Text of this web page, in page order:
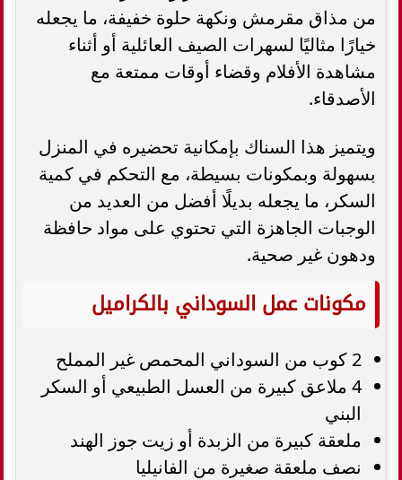
من مذاق مقرمش ونكهة حلوة خفيفة، ما يجعله
خيارًا مثاليًا لسهرات الصيف العائلية أو أثناء
مشاهدة الأفلام وقضاء أوقات ممتعة مع
الأصدقاء.
ويتميز هذا السناك بإمكانية تحضيره في المنزل
بسهولة وبمكونات بسيطة، مع التحكم في كمية
السكر، ما يجعله بديلًا أفضل من العديد من
الوجبات الجاهزة التي تحتوي على مواد حافظة
ودهون غير صحية.
مكونات عمل السوداني بالكراميل
2 كوب من السوداني المحمص غير المملح
4 ملاعق كبيرة من العسل الطبيعي أو السكر
البني
ملعقة كبيرة من الزبدة أو زيت جوز الهند
نصف ملعقة صغيرة من الفانيليا